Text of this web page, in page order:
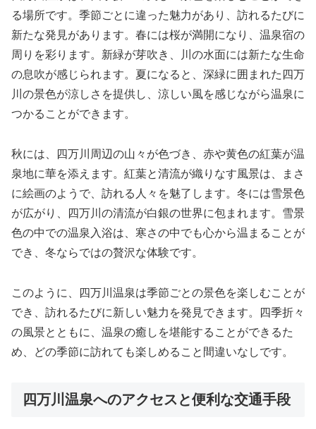
る場所です。季節ごとに違った魅力があり、訪れるたびに
新たな発見があります。春には桜が満開になり、温泉宿の
周りを彩ります。新緑が芽吹き、川の水面には新たな生命
の息吹が感じられます。夏になると、深緑に囲まれた四万
川の景色が涼しさを提供し、涼しい風を感じながら温泉に
つかることができます。
秋には、四万川周辺の山々が色づき、赤や黄色の紅葉が温
泉地に華を添えます。紅葉と清流が織りなす風景は、まさ
に絵画のようで、訪れる人々を魅了します。冬には雪景色
が広がり、四万川の清流が白銀の世界に包まれます。雪景
色の中での温泉入浴は、寒さの中でも心から温まることが
でき、冬ならではの贅沢な体験です。
このように、四万川温泉は季節ごとの景色を楽しむことが
でき、訪れるたびに新しい魅力を発見できます。四季折々
の風景とともに、温泉の癒しを堪能することができるた
め、どの季節に訪れても楽しめること間違いなしです。
四万川温泉へのアクセスと便利な交通手段